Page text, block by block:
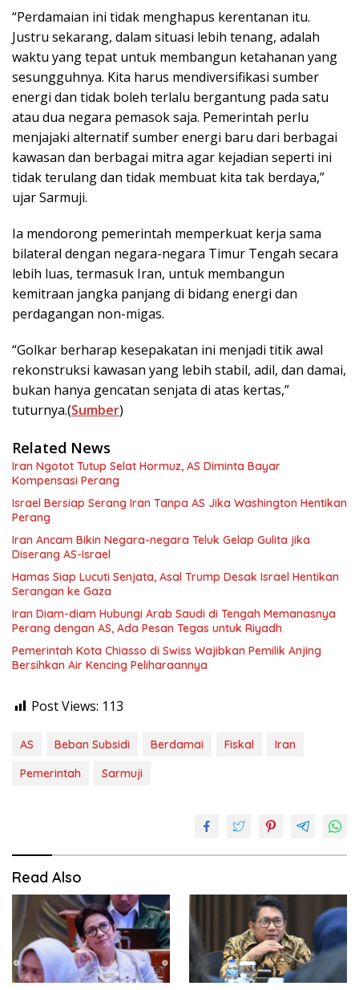
“Perdamaian ini tidak menghapus kerentanan itu.
Justru sekarang, dalam situasi lebih tenang, adalah
waktu yang tepat untuk membangun ketahanan yang
sesungguhnya. Kita harus mendiversifikasi sumber
energi dan tidak boleh terlalu bergantung pada satu
atau dua negara pemasok saja. Pemerintah perlu
menjajaki alternatif sumber energi baru dari berbagai
kawasan dan berbagai mitra agar kejadian seperti ini
tidak terulang dan tidak membuat kita tak berdaya,”
ujar Sarmuji.
Ia mendorong pemerintah memperkuat kerja sama
bilateral dengan negara-negara Timur Tengah secara
lebih luas, termasuk Iran, untuk membangun
kemitraan jangka panjang di bidang energi dan
perdagangan non-migas.
“Golkar berharap kesepakatan ini menjadi titik awal
rekonstruksi kawasan yang lebih stabil, adil, dan damai,
bukan hanya gencatan senjata di atas kertas,”
tuturnya.(Sumber)
Related News
Iran Ngotot Tutup Selat Hormuz, AS Diminta Bayar
Kompensasi Perang
Israel Bersiap Serang Iran Tanpa AS Jika Washington Hentikan
Perang
Iran Ancam Bikin Negara-negara Teluk Gelap Gulita jika
Diserang AS-Israel
Hamas Siap Lucuti Senjata, Asal Trump Desak Israel Hentikan
Serangan ke Gaza
Iran Diam-diam Hubungi Arab Saudi di Tengah Memanasnya
Perang dengan AS, Ada Pesan Tegas untuk Riyadh
Pemerintah Kota Chiasso di Swiss Wajibkan Pemilik Anjing
Bersihkan Air Kencing Peliharaannya
Post Views: 113
AS Beban Subsidi Berdamai Fiskal
Iran
Pemerintah
Sarmuji
Read Also